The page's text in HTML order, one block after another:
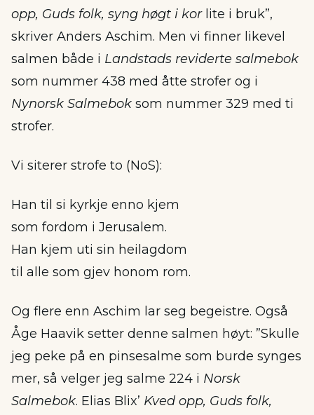
opp, Guds folk, syng høgt i korlite i bruk”,
skriver Anders Aschim. Men vi finner likevel
salmen både i Landstads reviderte salmebok
som nummer 438 med åtte strofer og i
Nynorsk Salmebok som nummer 329 med ti
strofer.
Vi siterer strofe to (NoS):
Han til si kyrkje enno kjem
som fordom i Jerusalem.
Han kjem uti sin heilagdom
til alle som gjev honom rom.
Og flere enn Aschim lar seg begeistre. Også
Åge Haavik setter denne salmen høyt: ”Skulle
jeg peke på en pinsesalme som burde synges
mer, så velger jeg salme 224 i Norsk
Salmebok. Elias Blix’ Kved opp, Guds folk,